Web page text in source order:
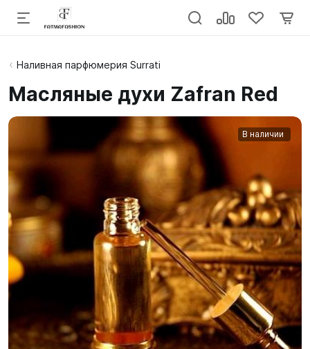
Наливная парфюмерия Surrati
Масляные духи Zafran Red
В наличии